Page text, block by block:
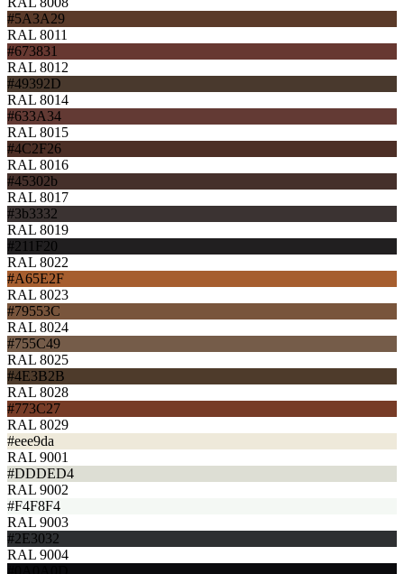
#5A3A29
RAL 8011
#673831
RAL 8012
#49392D
RAL 8014
#633A34
RAL 8015
#4C2F26
RAL 8016
#45302b
RAL 8017
#3b3332
RAL 8019
#211F20
RAL 8022
#A65E2F
RAL 8023
#79553C
RAL 8024
#755C49
RAL 8025
#4E3B2B
RAL 8028
#773C27
RAL 8029
#eee9da
RAL 9001
#DDDED4
RAL 9002
#F4F8F4
RAL 9003
#2E3032
RAL 9004